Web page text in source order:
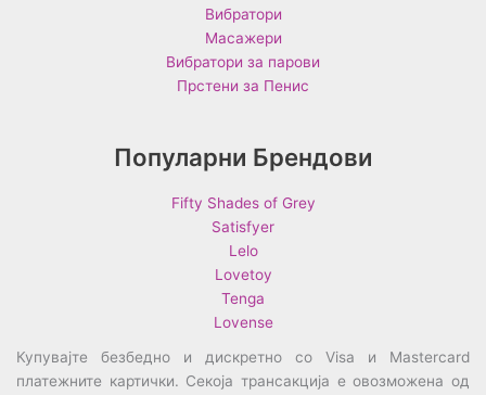
Вибратори
Масажери
Вибратори за парови
Прстени за Пенис
Популарни Брендови
Fifty Shades of Grey
Satisfyer
Lelo
Lovetoy
Tenga
Lovense
Купувајте безбедно и дискретно со Visa и Mastercard
платежните картички. Секоја трансакција е овозможена од